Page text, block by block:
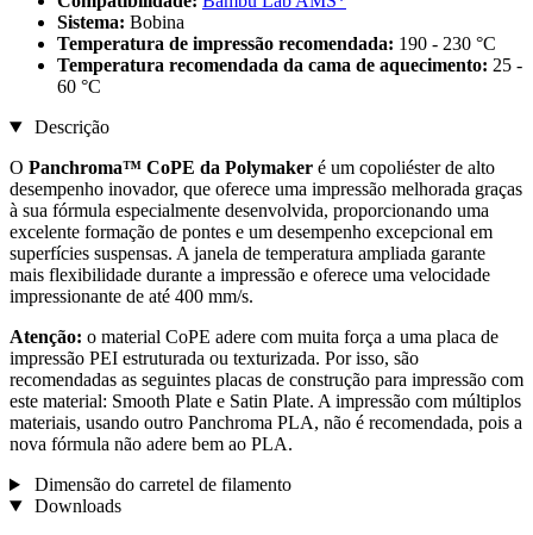
Sistema: Bobina
Temperatura de impressão recomendada: 190 - 230 °C
Temperatura recomendada da cama de aquecimento: 25 -
60 °C
Descrição
O Panchroma™ CoPE da Polymaker é um copoliéster de alto
desempenho inovador, que oferece uma impressão melhorada graças
à sua fórmula especialmente desenvolvida, proporcionando uma
excelente formação de pontes e um desempenho excepcional em
superfícies suspensas. A janela de temperatura ampliada garante
mais flexibilidade durante a impressão e oferece uma velocidade
impressionante de até 400 mm/s.
Atenção: o material CoPE adere com muita força a uma placa de
impressão PEI estruturada ou texturizada. Por isso, são
recomendadas as seguintes placas de construção para impressão com
este material: Smooth Plate e Satin Plate. A impressão com múltiplos
materiais, usando outro Panchroma PLA, não é recomendada, pois a
nova fórmula não adere bem ao PLA.
Dimensão do carretel de filamento
Downloads